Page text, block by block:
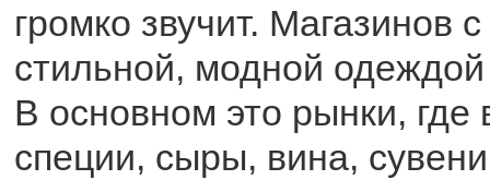
громко звучит. Магазинов
стильной, модной одеждой
В основном это рынки, где
специи, сыры, вина,